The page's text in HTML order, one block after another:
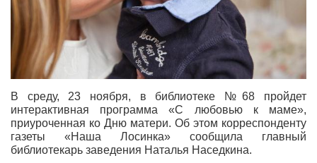
В среду, 23 ноября, в библиотеке №68 пройдет
интерактивная программа
«С любовью к маме»,
приуроченная ко Дню матери. Об этом корреспонденту
газеты
«Наша Лосинка» сообщила главный
библиотекарь заведения Наталья Наседкина.